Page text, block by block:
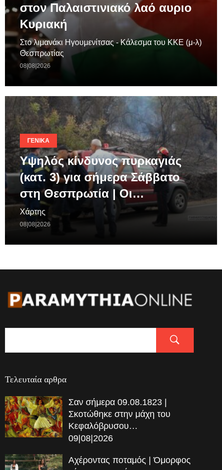
στον Παλαιστινιακό λαό αυριο
Κυριακή
Στο λιμανάκι Ηγουμενίτσας - Κάλεσμα του ΚΚΕ (μ-λ)
Θεσπρωτίας
08|08|2026
ΓΕΝΙΚΆ
Υψηλός κίνδυνος πυρκαγιάς
(κατ. 3) για σήμερα Σάββατο
στη Θεσπρωτία | Οι…
Χάρτης
08|08|2026
Τελευταία αρθρα
Σαν σήμερα 09.08.1823 |
Σκοτώθηκε στην μάχη του
Κεφαλόβρυσου…
09|08|2026
Αχέροντας ποταμός | Όμορφος